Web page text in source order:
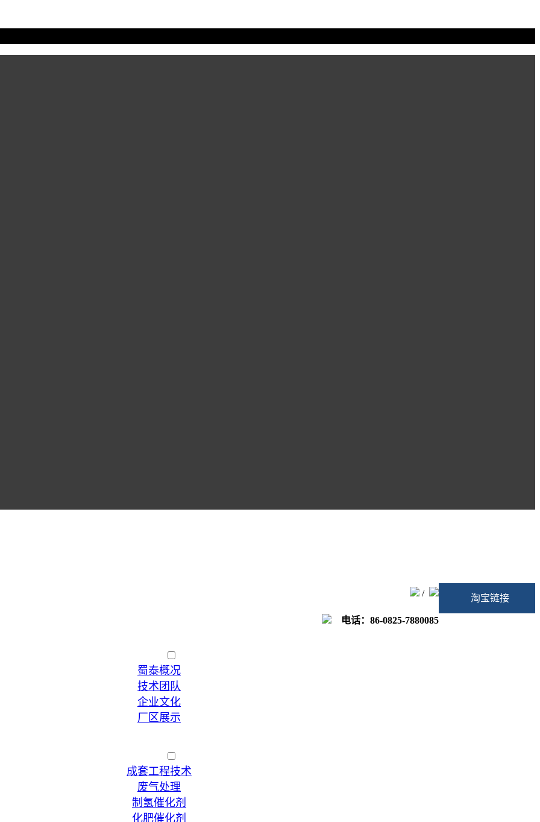
淘宝链接
/
电话：86-0825-7880085
蜀泰概况
技术团队
企业文化
厂区展示
成套工程技术
废气处理
制氢催化剂
化肥催化剂